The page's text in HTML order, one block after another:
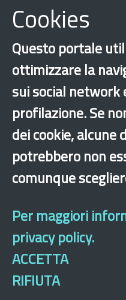
Visualizza le altre edizioni
2011 2012 2013
2019
2020 2021
Cookies
Questo portale
ottimizzare la
sui social network
profilazione. Se
dei cookie,
potrebbero non
comunque
Per maggiori
privacy policy.
ACCETTA
RIFIUTA
Dichiarazione di accessibilità